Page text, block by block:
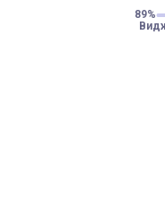
91%